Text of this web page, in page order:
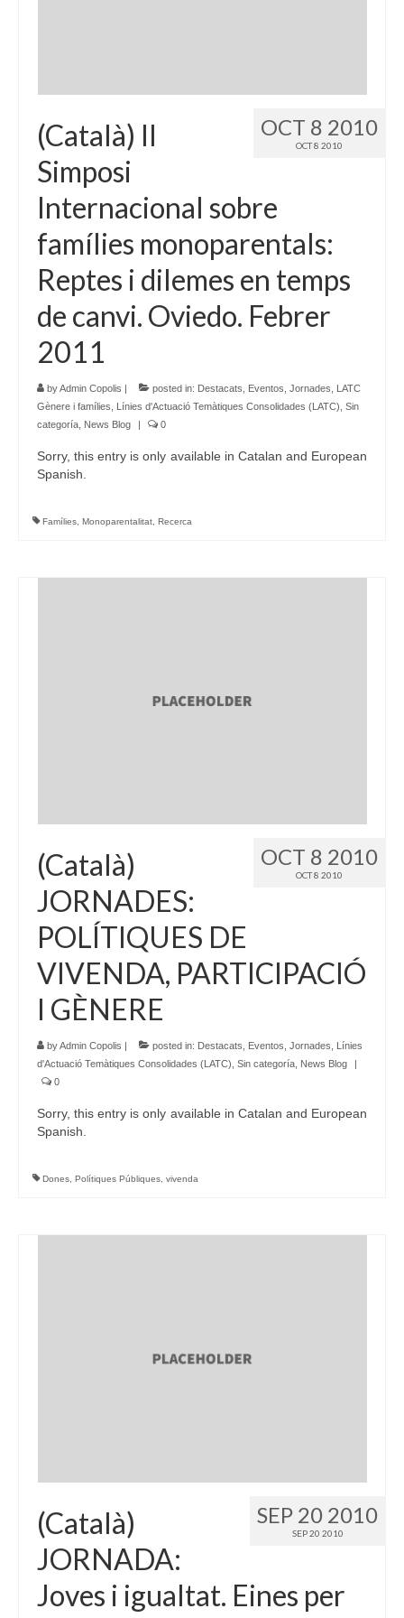
OCT 8 2010
OCT 8 2010
(Català) II
Simposi
Internacional sobre
famílies monoparentals:
Reptes i dilemes en temps
de canvi. Oviedo. Febrer
2011
byAdmin Copolis | posted in: Destacats Eventos Jornades
LATC
Gènere i famílies
Línies d'Actuació Temàtiques Consolidades (LATC) Sin
categoría News Blog | 0
Sorry, this entry is only available in Catalan and European
Spanish.
Famílies Monoparentalitat Recerca
OCT 8 2010
OCT 8 2010
(Català)
JORNADES:
POLÍTIQUES DE
VIVENDA, PARTICIPACIÓ
I GÈNERE
byAdmin Copolis posted in: Destacats Eventos Jornades
Línies
d'Actuació Temàtiques Consolidades (LATC) Sin categoría News Blog
0
Sorry, this entry is only available in Catalan and European
Spanish.
Dones, Polítiques Públiques, vivenda
SEP 20 2010
SEP 20 2010
(Català)
JORNADA:
Joves i igualtat. Eines per